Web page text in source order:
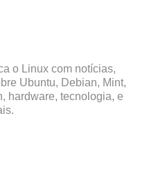
o Linux com notícias,
Ubuntu, Debian, Mint,
hardware, tecnologia, e